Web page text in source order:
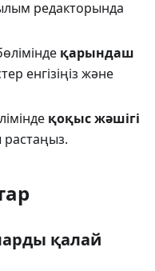
редакторында
қарындаш
енгізіңіз және
қоқыс жәшігі
қалай